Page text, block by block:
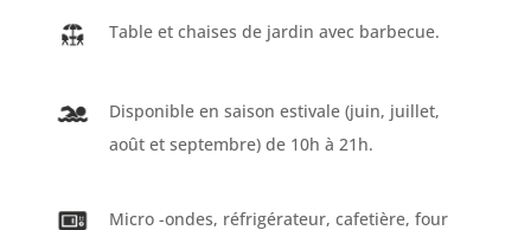
Table et chaises de jardin avec barbecue.
Disponible en saison estivale (juin, juillet,
août et septembre) de 10h à 21h.
Micro -ondes, réfrigérateur, cafetière, four